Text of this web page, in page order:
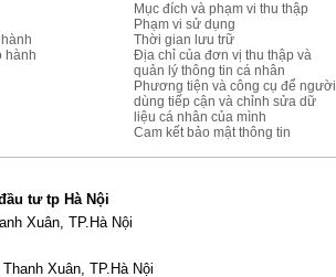
hành
Mục đích và phạm vi thu thập
Phạm vi sử dụng
Thời gian lưu trữ
Địa chỉ của đơn vị thu thập và
quản lý thông tin cá nhân
Phương tiện và công cụ để người
dùng tiếp cận và chỉnh sửa dữ
liệu cá nhân của mình
Cam kết bảo mật thông tin
tư tp Hà Nội
Xuân, TP.Hà Nội
Xuân, TP.Hà Nội